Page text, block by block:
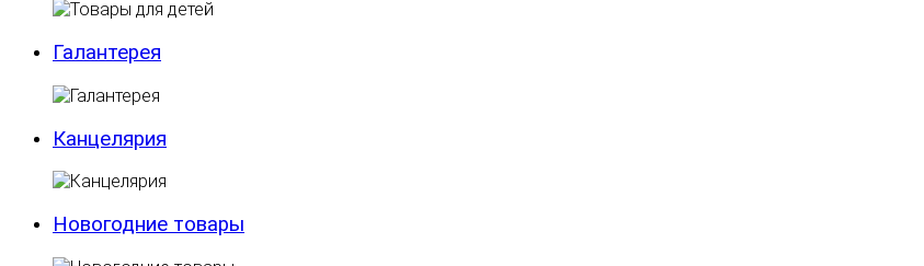
Галантерея
Канцелярия
Новогодние товары